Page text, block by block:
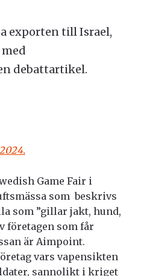
exporten till Israel,
debattartikel.
Game Fair i
som beskrivs
som ”gillar jakt, hund,
företagen som får
är Aimpoint.
vars vapensikten
sannolikt i kriget